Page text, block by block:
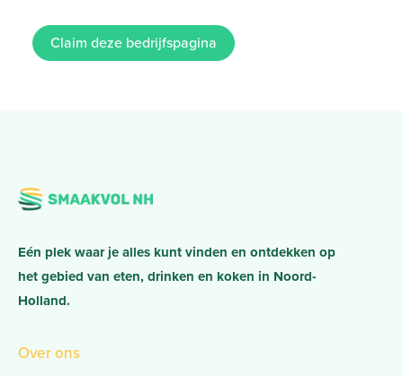
Claim deze bedrijfspagina
Eén plek waar je alles kunt vinden en ontdekken op
het gebied van eten, drinken en koken in Noord-
Holland.
Over ons